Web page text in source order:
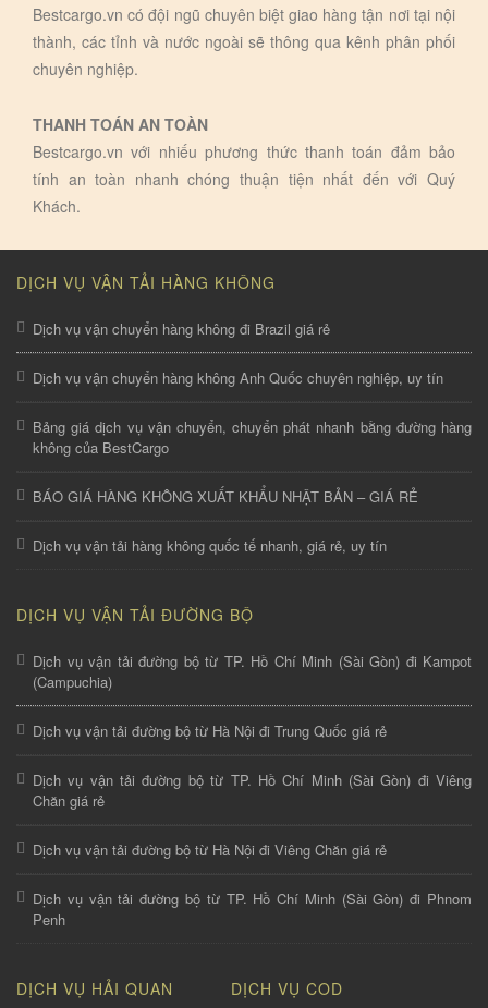
Bestcargo.vn có đội ngũ chuyên biệt giao hàng tận nơi tại nội
thành, các tỉnh và nước ngoài sẽ thông qua kênh phân phối
chuyên nghiệp.
THANH TOÁN AN TOÀN
Bestcargo.vn với nhiếu phương thức thanh toán đảm bảo
tính an toàn nhanh chóng thuận tiện nhất đến với Quý
Khách.
DỊCH VỤ VẬN TẢI HÀNG KHÔNG
Dịch vụ vận chuyển hàng không đi Brazil giá rẻ
Dịch vụ vận chuyển hàng không Anh Quốc chuyên nghiệp, uy tín
Bảng giá dịch vụ vận chuyển, chuyển phát nhanh bằng đường hàng
không của BestCargo
BÁO GIÁ HÀNG KHÔNG XUẤT KHẨU NHẬT BẢN – GIÁ RẺ
Dịch vụ vận tải hàng không quốc tế nhanh, giá rẻ, uy tín
DỊCH VỤ VẬN TẢI ĐƯỜNG BỘ
Dịch vụ vận tải đường bộ từ TP. Hồ Chí Minh (Sài Gòn) đi Kampot
(Campuchia)
Dịch vụ vận tải đường bộ từ Hà Nội đi Trung Quốc giá rẻ
Dịch vụ vận tải đường bộ từ TP. Hồ Chí Minh (Sài Gòn) đi Viêng
Chăn giá rẻ
Dịch vụ vận tải đường bộ từ Hà Nội đi Viêng Chăn giá rẻ
Dịch vụ vận tải đường bộ từ TP. Hồ Chí Minh (Sài Gòn) đi Phnom
Penh
DỊCH VỤ HẢI QUAN DỊCH VỤ COD